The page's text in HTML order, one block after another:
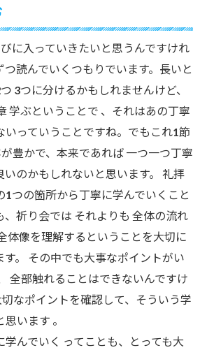
に入っていきたいと思うんですけれ
つ読んでいくつもりでいます。長いと
3つに分けるかもしれませんけど、
学ぶということで 、それはあの丁寧
いっていうことですね。でもこれ1節
豊かで、本来であれば 一つ一つ丁寧
いのかもしれないと思います。 礼拝
1つの箇所から丁寧に学んでいくこと
、祈り会では それよりも 全体の流れ
体像を理解するということを大切に
す。 その中でも大事なポイントがい
全部触れることはできないんですけ
なポイントを確認して、そういう学
います 。
んでいく ってことも、とっても大